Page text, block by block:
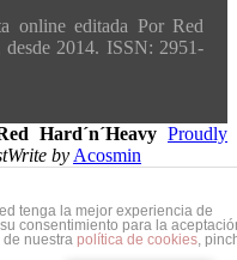
online editada Por Red
desde 2014. ISSN: 2951-
Hard´n´Heavy Proudly
by Acosmin
tenga la mejor experiencia de
consentimiento para la
nuestra política de cookies ,